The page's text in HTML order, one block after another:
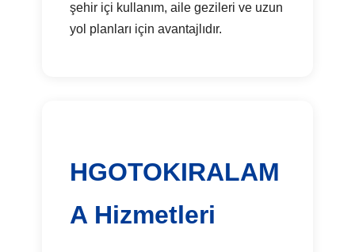
şehir içi kullanım, aile gezileri ve uzun
yol planları için avantajlıdır.
HGOTOKIRALAM
A Hizmetleri